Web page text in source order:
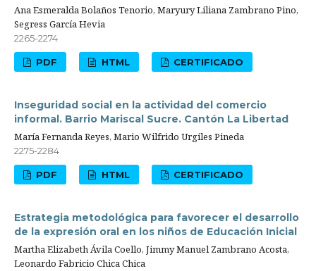
Ana Esmeralda Bolaños Tenorio, Maryury Liliana Zambrano Pino,
Segress García Hevia
2265-2274
PDF HTML CERTIFICADO
Inseguridad social en la actividad del comercio
informal. Barrio Mariscal Sucre. Cantón La Libertad
María Fernanda Reyes, Mario Wilfrido Urgiles Pineda
2275-2284
PDF HTML CERTIFICADO
Estrategia metodológica para favorecer el desarrollo
de la expresión oral en los niños de Educación Inicial
Martha Elizabeth Ávila Coello, Jimmy Manuel Zambrano Acosta,
Leonardo Fabricio Chica Chica